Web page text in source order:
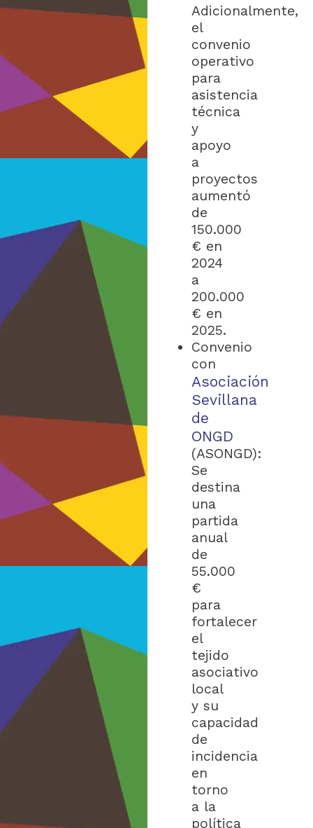
Adicionalmente,
el
convenio
operativo
para
asistencia
técnica
y
apoyo
a
proyectos
aumentó
de
150.000
€ en
2024
a
200.000
€ en
2025.
Convenio
con
Asociación
Sevillana
de
ONGD
(ASONGD):
Se
destina
una
partida
anual
de
55.000
€
para
fortalecer
el
tejido
asociativo
local
y su
capacidad
de
incidencia
en
torno
a la
política